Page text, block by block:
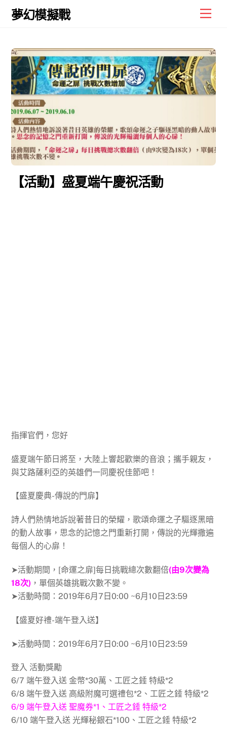
Skip
夢幻模擬戰
【活動】盛夏端午慶祝活動
指揮官們，您好
盛夏端午節日將至，大陸上響起歡樂的音浪；攜手親友，
與艾路薩利亞的英雄們一同慶祝佳節吧！
【盛夏慶典-傳說的門扉】
詩人們熱情地訴說著昔日的榮耀，歌頌命運之子驅逐黑暗
的動人故事，思念的記憶之門重新打開，傳說的光輝撒遍
每個人的心扉！
➤活動期間，[命運之扉]每日挑戰總次數翻倍(由9次變為
18次) ，單個英雄挑戰次數不變。
➤活動時間：2019年6月7日0:00 ~6月10日23:59
【盛夏好禮-端午登入送】
➤活動時間：2019年6月7日0:00 ~6月10日23:59
登入 活動獎勵
6/7 端午登入送 金幣*30萬、工匠之錘 特級*2
6/8 端午登入送 高級附魔可選禮包*2、工匠之錘 特級*2
6/9 端午登入送 聖魔券*1、工匠之錘 特級*2
6/10 端午登入送 光輝秘銀石*100、工匠之錘 特級*2